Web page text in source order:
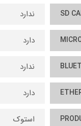
SD ندارد
دارد
ندارد
دارد
استوک